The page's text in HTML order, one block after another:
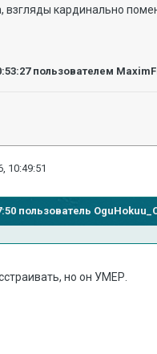
взгляды кардинально
пользователем
10:49:51
пользователь
но он УМЕР.